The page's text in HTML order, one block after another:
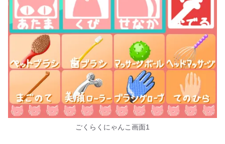
ごくらくにゃんこ画面1